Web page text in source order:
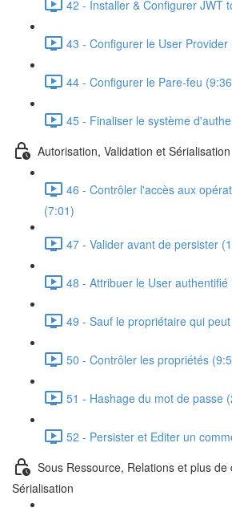
42 - Installer & Configurer JWT
43 - Configurer le User Provider
44 - Configurer le Pare-feu
45 - Finaliser le système
Autorisation, Validation et Sérialisation
46 - Contrôler l'accès aux
(7:01)
47 - Valider avant de persister
48 - Attribuer le User authentifié
49 - Sauf le propriétaire qui
50 - Contrôler les propriétés
51 - Hashage du mot de passe
52 - Persister et Editer un
Sous Ressource, Relations et plus de
Sérialisation